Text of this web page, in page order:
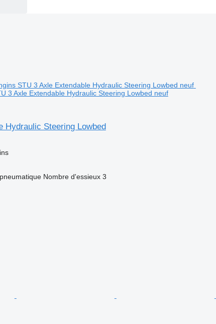
3 Axle Extendable Hydraulic Steering Lowbed neuf
Hydraulic Steering Lowbed
Nombre d'essieux 3